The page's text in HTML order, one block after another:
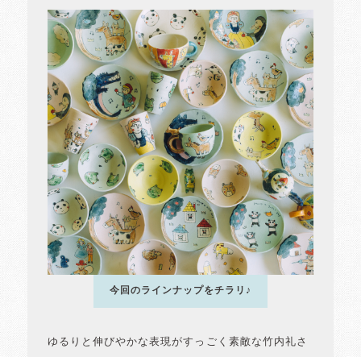
今回のラインナップをチラリ♪
ゆるりと伸びやかな表現がすっごく素敵な竹内礼さ